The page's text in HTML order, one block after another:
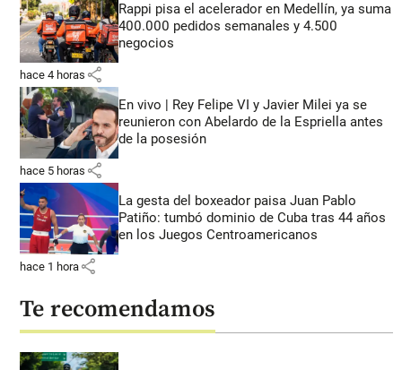
Rappi pisa el acelerador en Medellín, ya suma
400.000 pedidos semanales y 4.500
negocios
hace 4 horas share
En vivo | Rey Felipe VI y Javier Milei ya se
reunieron con Abelardo de la Espriella antes
de la posesión
hace 5 horas share
La gesta del boxeador paisa Juan Pablo
Patiño: tumbó dominio de Cuba tras 44 años
en los Juegos Centroamericanos
hace 1 hora share
Te recomendamos